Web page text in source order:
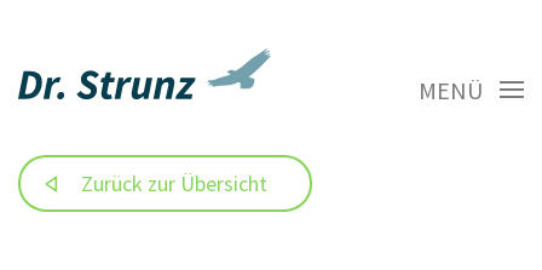
MENÜ
Zurück zur Übersicht